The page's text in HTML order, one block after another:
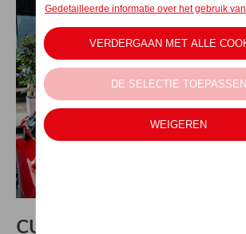
CUPRA vibes, what else?